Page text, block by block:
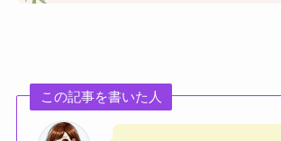
この記事を書いた人